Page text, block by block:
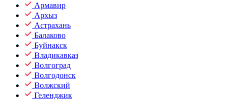
Армавир
Архыз
Астрахань
Балаково
Буйнакск
Владикавказ
Волгоград
Волгодонск
Волжский
Геленджик